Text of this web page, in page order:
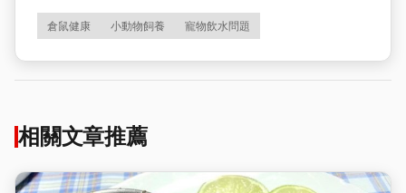
倉鼠健康 小動物飼養 寵物飲水問題
相關文章推薦